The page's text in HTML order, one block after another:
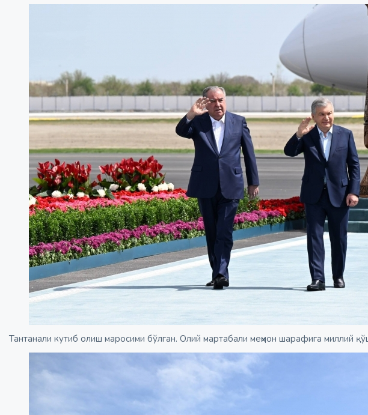
Тантанали кутиб олиш маросими бўлган. Олий мартабали меҳмон шарафига миллий